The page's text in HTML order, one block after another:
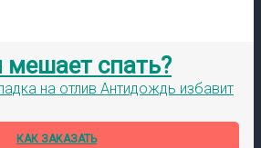
спать?
на отлив Антидождь избавит
КАК ЗАКАЗАТЬ